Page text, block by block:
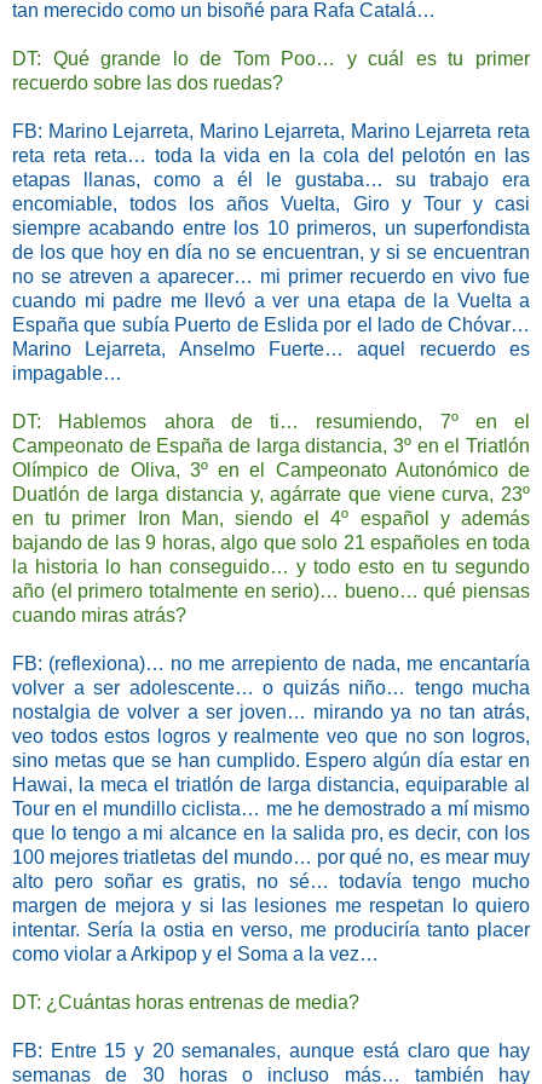
tan merecido como un bisoñé para Rafa Catalá…
DT: Qué grande lo de Tom Poo… y cuál es tu primer
recuerdo sobre las dos ruedas?
FB: Marino Lejarreta, Marino Lejarreta, Marino Lejarreta reta
reta reta reta… toda la vida en la cola del pelotón en las
etapas llanas, como a él le gustaba… su trabajo era
encomiable, todos los años Vuelta, Giro y Tour y casi
siempre acabando entre los 10 primeros, un superfondista
de los que hoy en día no se encuentran, y si se encuentran
no se atreven a aparecer… mi primer recuerdo en vivo fue
cuando mi padre me llevó a ver una etapa de la Vuelta a
España que subía Puerto de Eslida por el lado de Chóvar…
Marino Lejarreta, Anselmo Fuerte… aquel recuerdo es
impagable…
DT: Hablemos ahora de ti… resumiendo, 7º en el
Campeonato de España de larga distancia, 3º en el Triatlón
Olímpico de Oliva, 3º en el Campeonato Autonómico de
Duatlón de larga distancia y, agárrate que viene curva, 23º
en tu primer Iron Man, siendo el 4º español y además
bajando de las 9 horas, algo que solo 21 españoles en toda
la historia lo han conseguido… y todo esto en tu segundo
año (el primero totalmente en serio)… bueno… qué piensas
cuando miras atrás?
FB: (reflexiona)… no me arrepiento de nada, me encantaría
volver a ser adolescente… o quizás niño… tengo mucha
nostalgia de volver a ser joven… mirando ya no tan atrás,
veo todos estos logros y realmente veo que no son logros,
sino metas que se han cumplido. Espero algún día estar en
Hawai, la meca el triatlón de larga distancia, equiparable al
Tour en el mundillo ciclista… me he demostrado a mí mismo
que lo tengo a mi alcance en la salida pro, es decir, con los
100 mejores triatletas del mundo… por qué no, es mear muy
alto pero soñar es gratis, no sé… todavía tengo mucho
margen de mejora y si las lesiones me respetan loquiero
intentar. Sería la ostia en verso, me produciría tanto placer
como violar a Arkipop y el Soma a la vez…
DT: ¿Cuántas horas entrenas de media?
FB: Entre 15 y 20 semanales, aunque está claro que hay
semanas de 30 horas o incluso más… también hay